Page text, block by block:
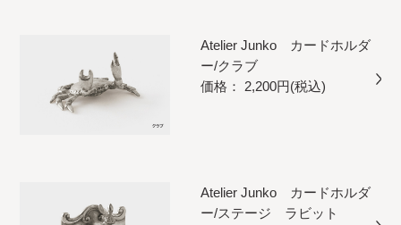
Atelier Junko カードホルダ
ー/クラブ
価格： 2,200円(税込)
Atelier Junko カードホルダ
ー/ステージ ラビット